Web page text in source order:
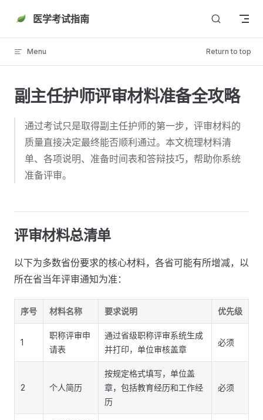
Skip to content
医学考试指南
Menu Return to top
副主任护师评审材料准备全攻略
通过考试只是取得副主任护师的第一步，评审材料的
质量直接决定最终能否顺利通过。本文梳理材料清
单、各项说明、准备时间表和答辩技巧，帮助你系统
准备评审。
评审材料总清单
以下为多数省份要求的核心材料，各省可能有所增减，以
所在省当年评审通知为准：
序号 材料名称 要求说明 优先级
1
职称评审申
请表
通过省级职称评审系统生成
并打印，单位审核盖章
必须
2 个人简历
按规定格式填写，单位盖
章，包括教育经历和工作经
历
必须